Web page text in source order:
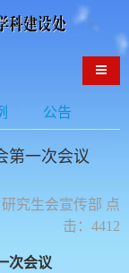
导航
公告
第一次会议
研究生会宣传部 点
击：4412
次会议